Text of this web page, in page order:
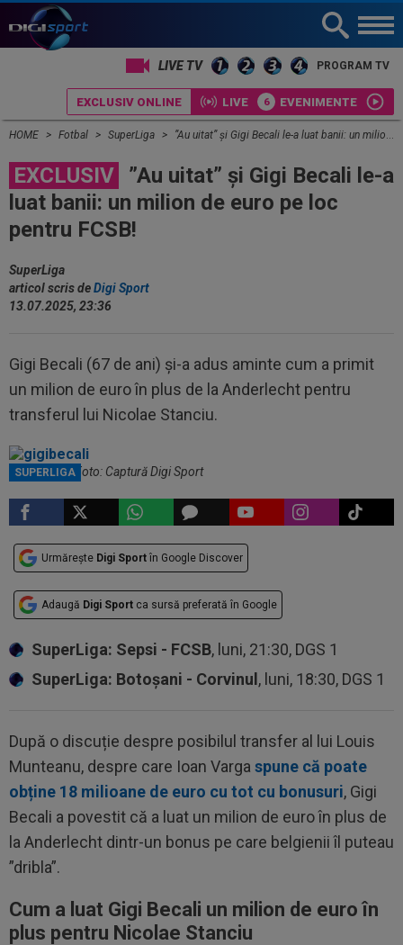
LIVE TV PROGRAM TV
EXCLUSIV ONLINE LIVE EVENIMENTE
HOME Fotbal SuperLiga ”Au uitat” și Gigi Becali le-a luat banii: un milion de euro pe loc pentru FCSB!
EXCLUSIV
”Au uitat” și Gigi Becali le-a
luat banii: un milion de euro pe loc
pentru FCSB!
SuperLiga
articol scris deDigi Sport
13.07.2025, 23:36
Gigi Becali (67 de ani) și-a adus aminte cum a primit
un milion de euro în plus de la Anderlecht pentru
transferul lui Nicolae Stanciu.
SUPERLIGA
Gigi Becali / Foto: Captură Digi Sport
Urmărește Digi Sport în Google Discover
Adaugă Digi Sport ca sursă preferată în Google
SuperLiga: Sepsi - FCSB, luni, 21:30, DGS 1
SuperLiga: Botoșani - Corvinul , luni, 18:30, DGS 1
După o discuție despre posibilul transfer al lui Louis
Munteanu, despre care Ioan Varga spune că poate
obține 18 milioane de euro cu tot cu bonusuri, Gigi
Becali a povestit că a luat un milion de euro în plus de
la Anderlecht dintr-un bonus pe care belgienii îl puteau
”dribla”.
Cum a luat Gigi Becali un milion de euro în
plus pentru Nicolae Stanciu